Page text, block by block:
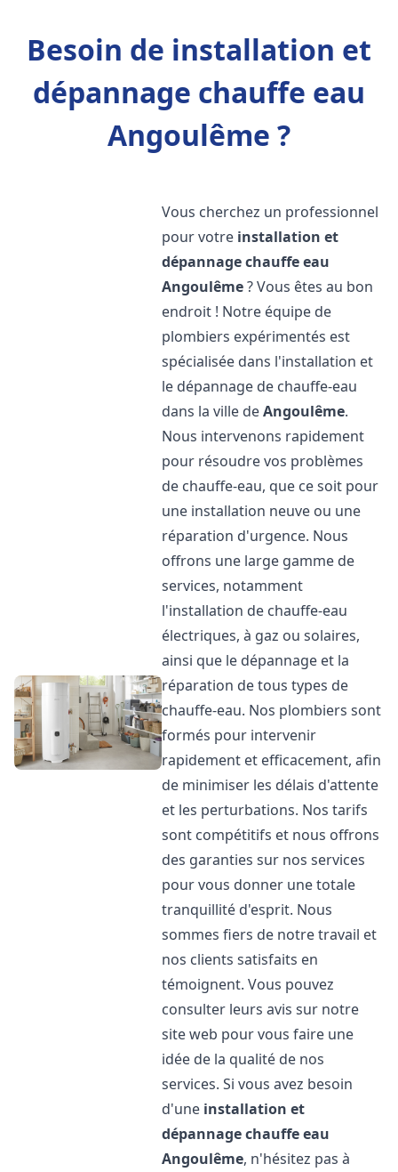
Besoin de installation et
dépannage chauffe eau
Angoulême ?
Vous cherchez un professionnel
pour votre installation et
dépannage chauffe eau
Angoulême? Vous êtes au bon
endroit ! Notre équipe de
plombiers expérimentés est
spécialisée dans l'installation et
le dépannage de chauffe-eau
dans la ville deAngoulême.
Nous intervenons rapidement
pour résoudre vos problèmes
de chauffe-eau, que ce soit pour
une installation neuve ou une
réparation d'urgence. Nous
offrons une large gamme de
services, notamment
l'installation de chauffe-eau
électriques, à gaz ou solaires,
ainsi que le dépannage et la
réparation de tous types de
chauffe-eau. Nos plombiers sont
formés pour intervenir
rapidement et efficacement, afin
de minimiser les délais d'attente
et les perturbations. Nos tarifs
sont compétitifs et nous offrons
des garanties sur nos services
pour vous donner une totale
tranquillité d'esprit. Nous
sommes fiers de notre travail et
nos clients satisfaits en
témoignent. Vous pouvez
consulter leurs avis sur notre
site web pour vous faire une
idée de la qualité de nos
services. Si vous avez besoin
d'une installation et
dépannage chauffe eau
Angoulême, n'hésitez pas à